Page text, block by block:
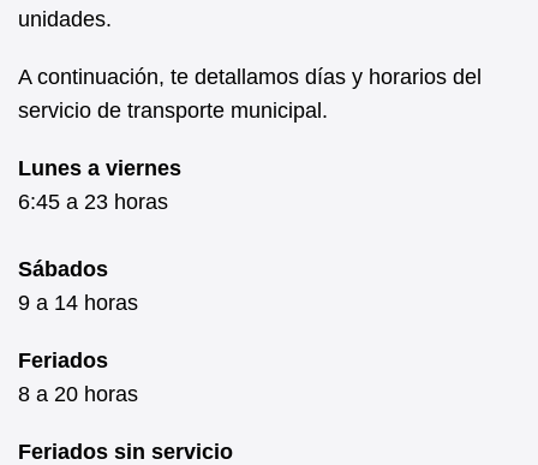
unidades.
A continuación, te detallamos días y horarios del
servicio de transporte municipal.
Lunes a viernes
6:45 a 23 horas
Sábados
9 a 14 horas
Feriados
8 a 20 horas
Feriados sin servicio